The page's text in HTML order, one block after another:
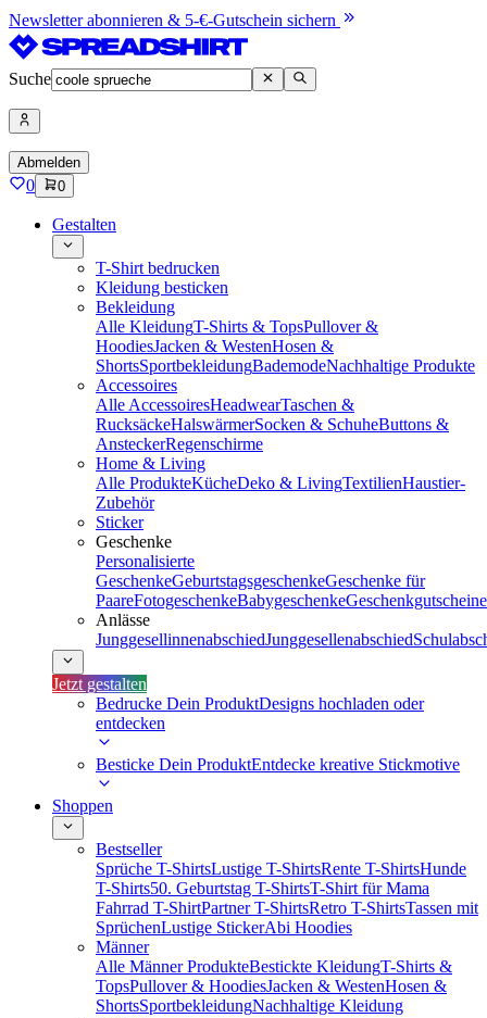
Newsletter abonnieren & 5-€-Gutschein sichern
Suche
Abmelden
0 0
Gestalten
T-Shirt bedrucken
Kleidung besticken
Bekleidung
Alle KleidungT-Shirts & TopsPullover &
HoodiesJacken & WestenHosen &
ShortsSportbekleidungBademodeNachhaltige Produkte
Accessoires
Alle AccessoiresHeadwearTaschen &
RucksäckeHalswärmerSocken & SchuheButtons &
AnsteckerRegenschirme
Home & Living
Alle ProdukteKücheDeko & LivingTextilienHaustier-
Zubehör
Sticker
Geschenke
Personalisierte
GeschenkeGeburtstagsgeschenkeGeschenke für
PaareFotogeschenkeBabygeschenkeGeschenkgutscheine
Anlässe
JunggesellinnenabschiedJunggesellenabschied
Jetzt gestalten
Bedrucke Dein ProduktDesigns hochladen oder
entdecken
Besticke Dein ProduktEntdecke kreative Stickmotive
Shoppen
Bestseller
Sprüche T-ShirtsLustige T-ShirtsRente T-ShirtsHunde
T-Shirts50. Geburtstag T-ShirtsT-Shirt für Mama
Fahrrad T-ShirtPartner T-ShirtsRetro T-ShirtsTassen mit
SprüchenLustige StickerAbi Hoodies
Männer
Alle Männer ProdukteBestickte KleidungT-Shirts &
TopsPullover & HoodiesJacken & WestenHosen &
ShortsSportbekleidungNachhaltige Kleidung